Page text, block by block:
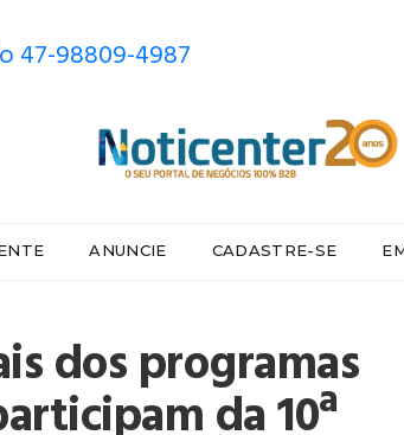
47-98809-4987
ANUNCIE CADASTRE-SE
dos programas
da 10ª